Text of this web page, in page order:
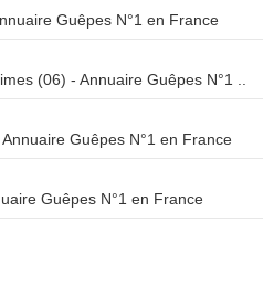
Guêpes N°1 en France
(06) - Annuaire Guêpes N°1 ..
Guêpes N°1 en France
Guêpes N°1 en France